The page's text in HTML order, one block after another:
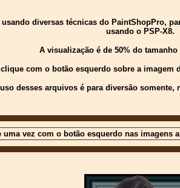
diversas técnicas do PaintShopPro,
usando o PSP-X8.
A visualização é de 50% do
com o botão esquerdo sobre a
desses arquivos é para diversão somente,
uma vez com o botão esquerdo nas imagens